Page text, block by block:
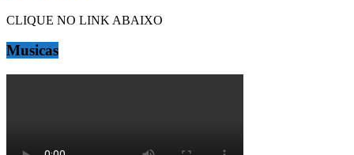
CLIQUE NO LINK ABAIXO
Musicas